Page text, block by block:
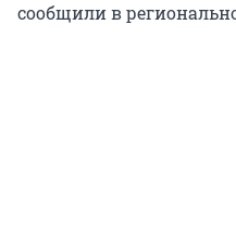
сообщили в